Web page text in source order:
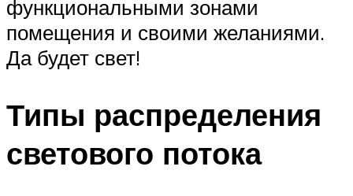
функциональными зонами
помещения и своими желаниями.
Да будет свет!
Типы распределения
светового потока